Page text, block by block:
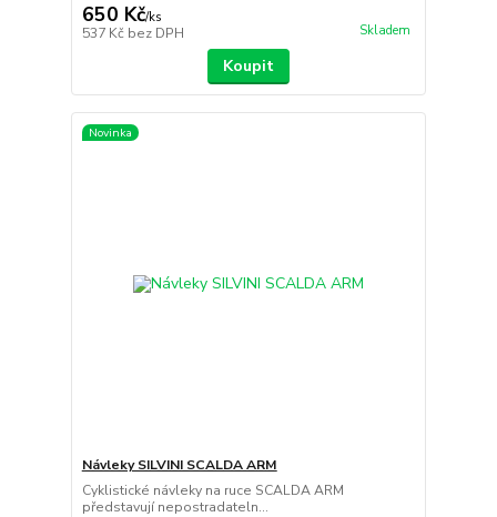
650 Kč/ks
537 Kč bez DPH Skladem
Koupit
Novinka
Návleky SILVINI SCALDA ARM
Cyklistické návleky na ruce SCALDA ARM
představují nepostradateln...